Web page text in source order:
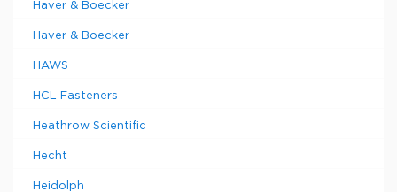
Haver & Boecker
Haver & Boecker
HAWS
HCL Fasteners
Heathrow Scientific
Hecht
Heidolph